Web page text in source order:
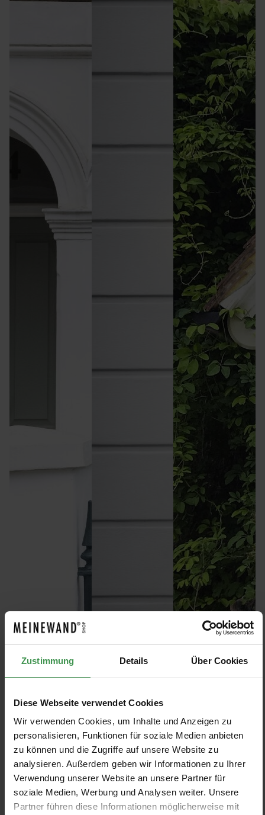
Zustimmung Details Über Cookies
Diese Webseite verwendet Cookies
Wir verwenden Cookies, um Inhalte und Anzeigen zu
personalisieren, Funktionen für soziale Medien anbieten
zu können und die Zugriffe auf unsere Website zu
analysieren. Außerdem geben wir Informationen zu Ihrer
Verwendung unserer Website an unsere Partner für
soziale Medien, Werbung und Analysen weiter. Unsere
Partner führen diese Informationen möglicherweise mit